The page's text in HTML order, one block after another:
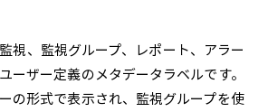
視、監視グループ、レポート、アラー
ーザー定義のメタデータラベルです。
の形式で表示され、監視グループを使